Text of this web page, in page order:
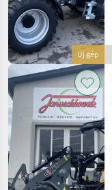
Új gép